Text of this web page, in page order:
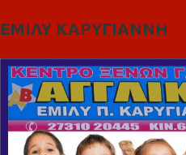
ΕΜΙΛΥ ΚΑΡΥΓΙΑΝΝΗ